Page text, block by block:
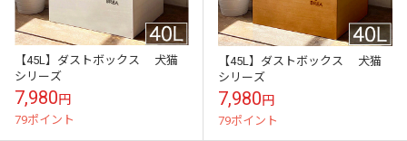
【45L】ダストボックス 犬猫
シリーズ
7,980円
79ポイント
【45L】ダストボックス 犬猫
シリーズ
7,980円
79ポイント